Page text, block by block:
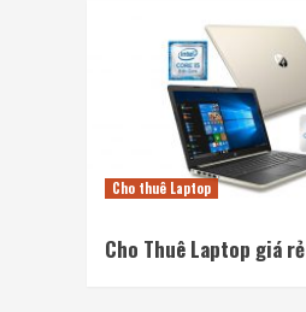
Cho thuê Laptop
Cho Thuê Laptop giá rẻ